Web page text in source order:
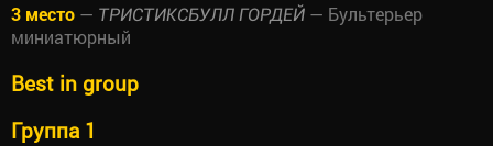
3 место — ТРИСТИКСБУЛЛ ГОРДЕЙ — Бультерьер
миниатюрный
Best in group
Группа 1